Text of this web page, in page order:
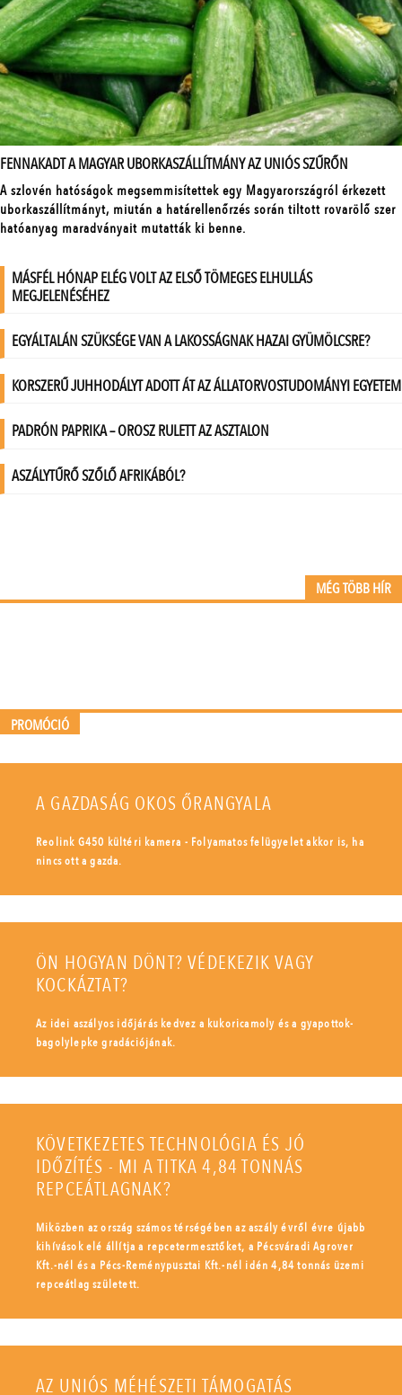
MÉG TÖBB HÍR
PROMÓCIÓ
A GAZDASÁG OKOS ŐRANGYALA
Reolink G450 kültéri kamera - Folyamatos felügyelet akkor is, ha
nincs ott a gazda.
ÖN HOGYAN DÖNT? VÉDEKEZIK VAGY
KOCKÁZTAT?
Az idei aszályos időjárás kedvez a kukoricamoly és a gyapottok-
bagolylepke gradációjának.
KÖVETKEZETES TECHNOLÓGIA ÉS JÓ
IDŐZÍTÉS - MI A TITKA 4,84 TONNÁS
REPCEÁTLAGNAK?
Miközben az ország számos térségében az aszály évről évre újabb
kihívások elé állítja a repcetermesztőket, a Pécsváradi Agrover
Kft.-nél és a Pécs-Reménypusztai Kft.-nél idén 4,84 tonnás üzemi
repceátlag született.
AZ UNIÓS MÉHÉSZETI TÁMOGATÁS